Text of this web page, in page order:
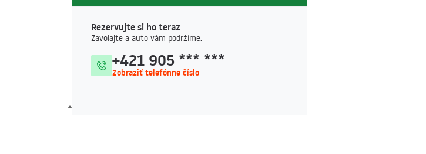
Rezervujte si ho teraz
Zavolajte a auto vám podržíme.
+421 905 *** ***
Zobraziť telefónne číslo